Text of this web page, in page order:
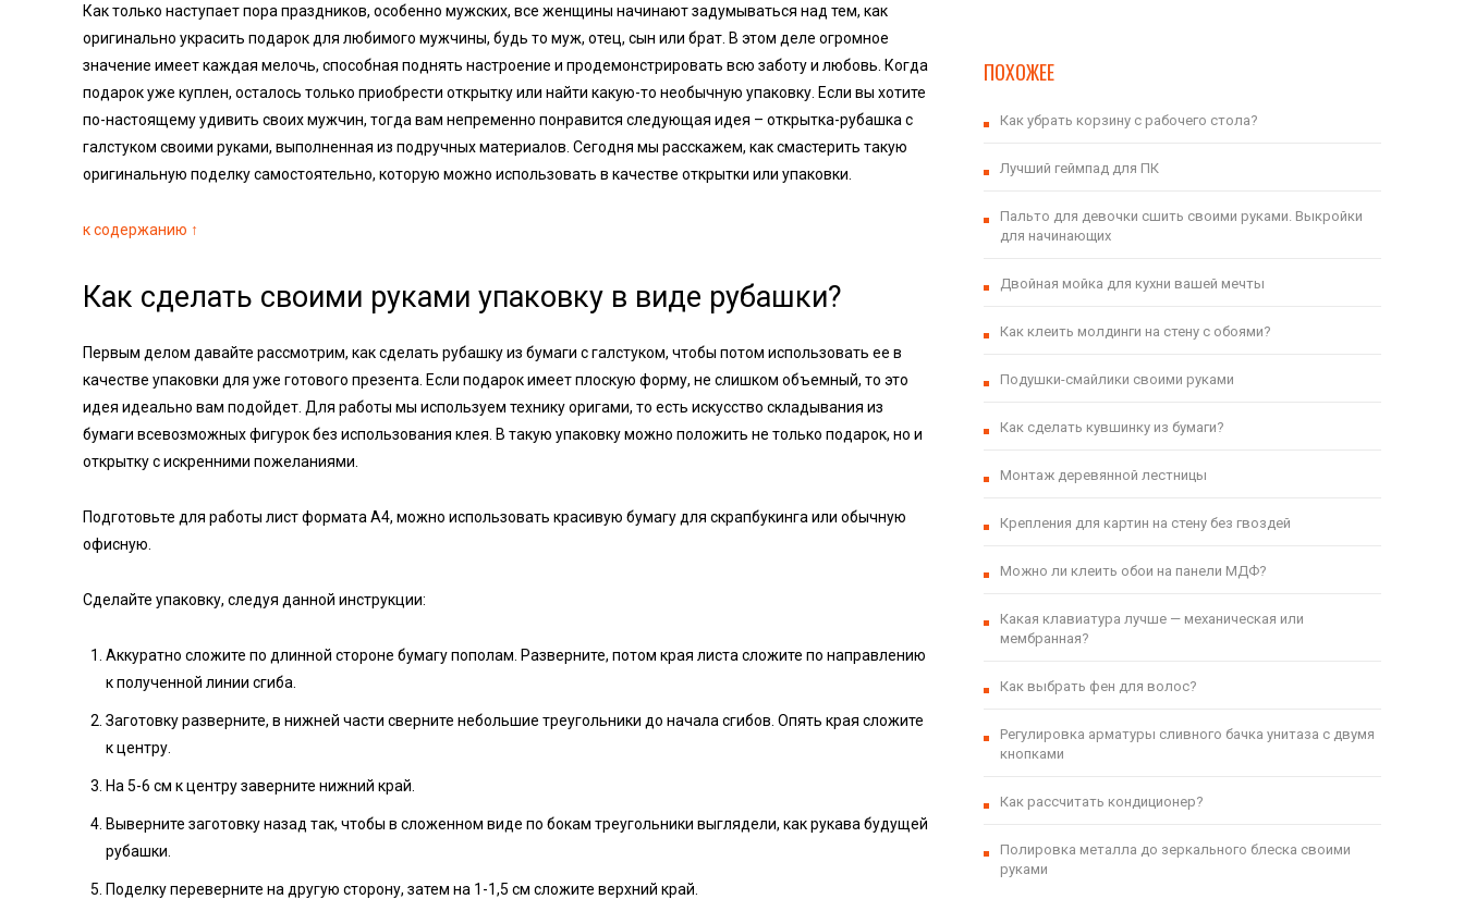
Как только наступает пора праздников, особенно мужских, все женщины начинают задумываться над тем, как
оригинально украсить подарок для любимого мужчины, будь то муж, отец, сын или брат. В этом деле огромное
значение имеет каждая мелочь, способная поднять настроение и продемонстрировать всю заботу и любовь. Когда
подарок уже куплен, осталось только приобрести открытку или найти какую-то необычную упаковку. Если вы хотите
по-настоящему удивить своих мужчин, тогда вам непременно понравится следующая идея – открытка-рубашка с
галстуком своими руками, выполненная из подручных материалов. Сегодня мы расскажем, как смастерить такую
оригинальную поделку самостоятельно, которую можно использовать в качестве открытки или упаковки.
к содержанию ↑
Как сделать своими руками упаковку в виде рубашки?
Первым делом давайте рассмотрим, как сделать рубашку из бумаги с галстуком, чтобы потом использовать ее в
качестве упаковки для уже готового презента. Если подарок имеет плоскую форму, не слишком объемный, то это
идея идеально вам подойдет. Для работы мы используем технику оригами, то есть искусство складывания из
бумаги всевозможных фигурок без использования клея. В такую упаковку можно положить не только подарок, но и
открытку с искренними пожеланиями.
Подготовьте для работы лист формата А4, можно использовать красивую бумагу для скрапбукинга или обычную
офисную.
Сделайте упаковку, следуя данной инструкции:
Аккуратно сложите по длинной стороне бумагу пополам. Разверните, потом края листа сложите по направлению
к полученной линии сгиба.
Заготовку разверните, в нижней части сверните небольшие треугольники до начала сгибов. Опять края сложите
к центру.
На 5-6 см к центру заверните нижний край.
Выверните заготовку назад так, чтобы в сложенном виде по бокам треугольники выглядели, как рукава будущей
рубашки.
Поделку переверните на другую сторону, затем на 1-1,5 см сложите верхний край.
ПОХОЖЕЕ
Как убрать корзину с рабочего стола?
Лучший геймпад для ПК
Пальто для девочки сшить своими руками. Выкройки
для начинающих
Двойная мойка для кухни вашей мечты
Как клеить молдинги на стену с обоями?
Подушки-смайлики своими руками
Как сделать кувшинку из бумаги?
Монтаж деревянной лестницы
Крепления для картин на стену без гвоздей
Можно ли клеить обои на панели МДФ?
Какая клавиатура лучше — механическая или
мембранная?
Как выбрать фен для волос?
Регулировка арматуры сливного бачка унитаза с двумя
кнопками
Как рассчитать кондиционер?
Полировка металла до зеркального блеска своими
руками